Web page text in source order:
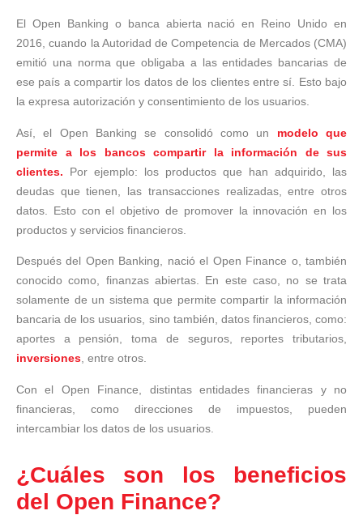
El Open Banking o banca abierta nació en Reino Unido en
2016, cuando la Autoridad de Competencia de Mercados (CMA)
emitió una norma que obligaba a las entidades bancarias de
ese país a compartir los datos de los clientes entre sí. Esto bajo
la expresa autorización y consentimiento de los usuarios.
Así, el Open Banking se consolidó como un modelo que
permite a los bancos compartir la información de sus
clientes. Por ejemplo: los productos que han adquirido, las
deudas que tienen, las transacciones realizadas, entre otros
datos. Esto con el objetivo de promover la innovación en los
productos y servicios financieros.
Después del Open Banking, nació el Open Finance o, también
conocido como, finanzas abiertas. En este caso, no se trata
solamente de un sistema que permite compartir la información
bancaria de los usuarios, sino también, datos financieros, como:
aportes a pensión, toma de seguros, reportes tributarios,
inversiones , entre otros.
Con el Open Finance, distintas entidades financieras y no
financieras, como direcciones de impuestos, pueden
intercambiar los datos de los usuarios.
¿Cuáles son los beneficios
del Open Finance?